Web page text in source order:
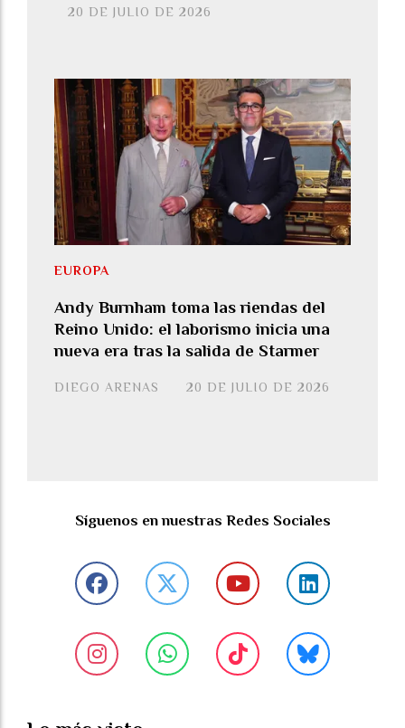
20 DE JULIO DE 2026
Andy Burnham toma las riendas del
Reino Unido: el laborismo inicia una
nueva era tras la salida de Starmer
DIEGO ARENAS
EUROPA
20 DE JULIO DE 2026
Síguenos en nuestras Redes Sociales